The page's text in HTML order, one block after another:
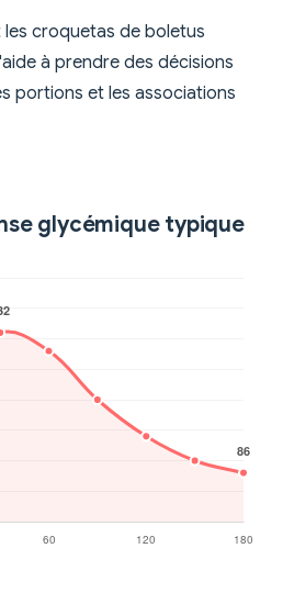
croquetas de boletus
à prendre des décisions
portions et les associations
glycémique typique